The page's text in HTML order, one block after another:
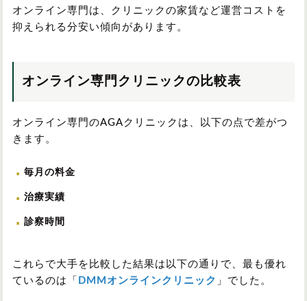
オンライン専門は、クリニックの家賃など運営コストを
抑えられる分安い傾向があります。
オンライン専門クリニックの比較表
オンライン専門のAGAクリニックは、以下の点で差がつ
きます。
毎月の料金
治療実績
診察時間
これらで大手を比較した結果は以下の通りで、最も優れ
ているのは「 DMMオンラインクリニック 」でした。